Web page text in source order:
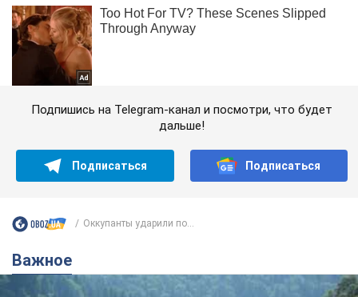
Подпишись на Telegram-канал и посмотри, что будет
дальше!
Подписаться Подписаться
Оккупанты ударили по...
Важное